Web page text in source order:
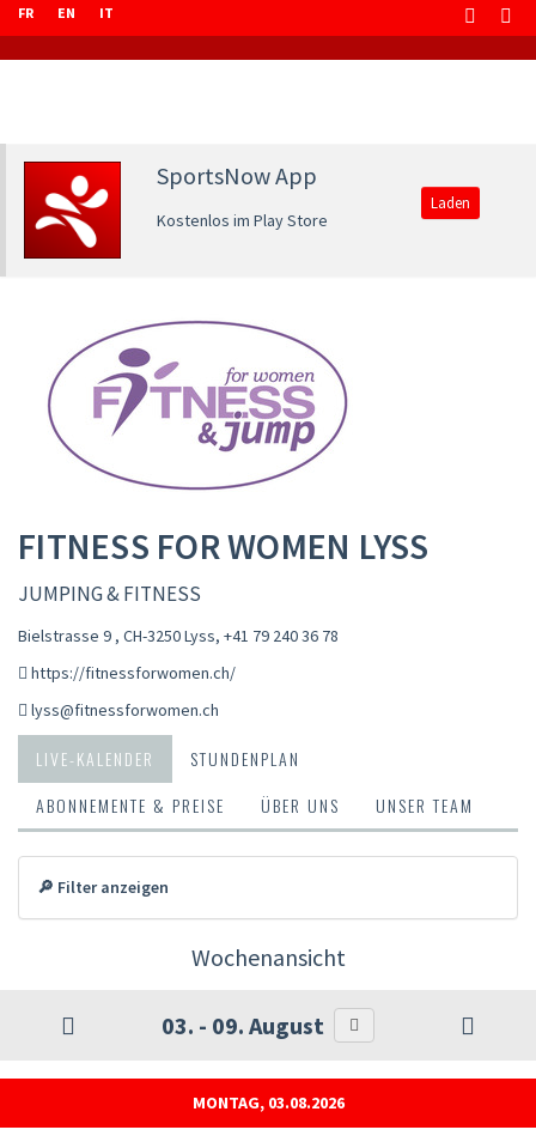
FR EN IT
SportsNow App
Kostenlos im Play Store
Laden
FITNESS FOR WOMEN LYSS
JUMPING & FITNESS
Bielstrasse 9 , CH-3250 Lyss, +41 79 240 36 78
https://fitnessforwomen.ch/
lyss@fitnessforwomen.ch
LIVE-KALENDER
STUNDENPLAN
ABONNEMENTE & PREISE
ÜBER UNS UNSER TEAM
🔎 Filter anzeigen
Wochenansicht
03. - 09. August
MONTAG, 03.08.2026